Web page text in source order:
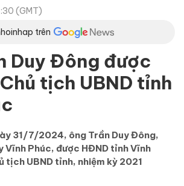
(GMT)
trên
Duy Đông được
tịch UBND tỉnh
31/7/2024, ông Trần Duy Đông,
Vĩnh Phúc, được HĐND tỉnh Vĩnh
tịch UBND tỉnh, nhiệm kỳ 2021